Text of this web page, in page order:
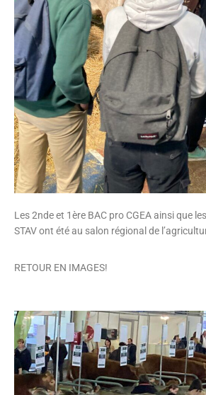
Les 2nde et 1ère BAC pro CGEA ainsi que
STAV ont été au salon régional de
RETOUR EN IMAGES!